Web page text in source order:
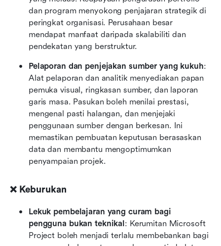
dan program menyokong penjajaran strategik di
peringkat organisasi. Perusahaan besar
mendapat manfaat daripada skalabiliti dan
pendekatan yang berstruktur.
Pelaporan dan penjejakan sumber yang kukuh:
Alat pelaporan dan analitik menyediakan papan
pemuka visual, ringkasan sumber, dan laporan
garis masa. Pasukan boleh menilai prestasi,
mengenal pasti halangan, dan menjejaki
penggunaan sumber dengan berkesan. Ini
memastikan pembuatan keputusan berasaskan
data dan membantu mengoptimumkan
penyampaian projek.
❌ Keburukan
Lekuk pembelajaran yang curam bagi
pengguna bukan teknikal : Kerumitan Microsoft
Project boleh menjadi terlalu membebankan bagi